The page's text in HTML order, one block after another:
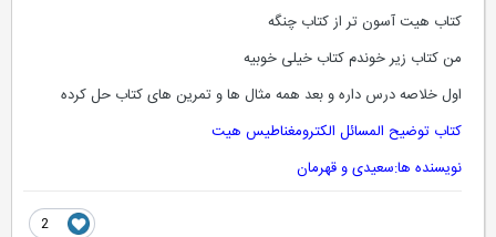
کتاب هیت آسون تر از کتاب چنگه
من کتاب زیر خوندم کتاب خیلی خوبیه
اول خلاصه درس داره و بعد همه مثال ها و تمرین های کتاب حل کرده
کتاب توضیح المسائل الکترومغناطیس هیت
نویسنده ها:سعیدی و قهرمان